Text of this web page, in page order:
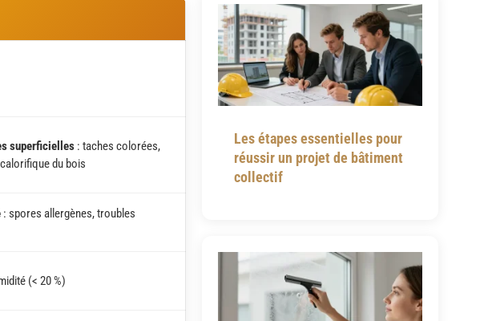
superficielles : taches colorées,
du bois
: spores allergènes, troubles
(< 20 %)
Les étapes essentielles pour
réussir un projet de bâtiment
collectif